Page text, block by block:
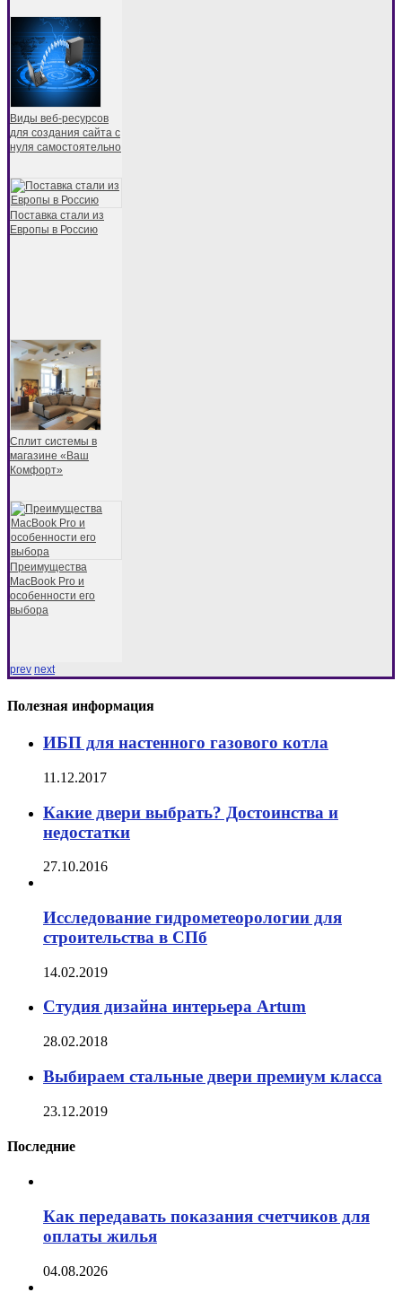
Виды веб-ресурсов
для создания сайта с
нуля самостоятельно
Поставка стали из
Европы в Россию
Сплит системы в
магазине «Ваш
Комфорт»
Преимущества
MacBook Pro и
особенности его
выбора
prev next
Полезная информация
ИБП для настенного газового котла
11.12.2017
Какие двери выбрать? Достоинства и
недостатки
27.10.2016
Исследование гидрометеорологии для
строительства в СПб
14.02.2019
Студия дизайна интерьера Artum
28.02.2018
Выбираем стальные двери премиум класса
23.12.2019
Последние
Как передавать показания счетчиков для
оплаты жилья
04.08.2026